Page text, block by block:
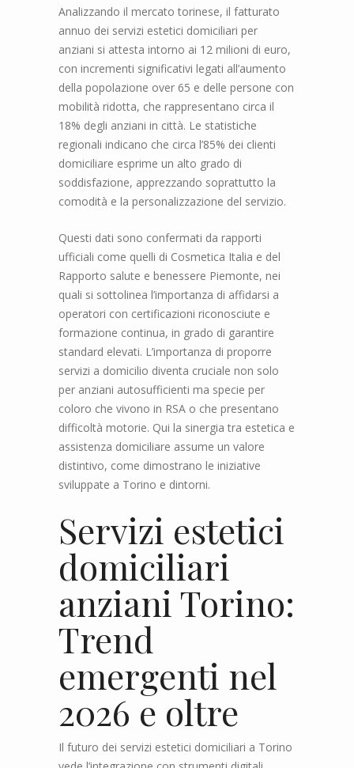
Analizzando il mercato torinese, il fatturato
annuo dei servizi estetici domiciliari per
anziani si attesta intorno ai 12 milioni di euro,
con incrementi significativi legati all’aumento
della popolazione over 65 e delle persone con
mobilità ridotta, che rappresentano circa il
18% degli anziani in città. Le statistiche
regionali indicano che circa l’85% dei clienti
domiciliare esprime un alto grado di
soddisfazione, apprezzando soprattutto la
comodità e la personalizzazione del servizio.
Questi dati sono confermati da rapporti
ufficiali come quelli di Cosmetica Italia e del
Rapporto salute e benessere Piemonte, nei
quali si sottolinea l’importanza di affidarsi a
operatori con certificazioni riconosciute e
formazione continua, in grado di garantire
standard elevati. L’importanza di proporre
servizi a domicilio diventa cruciale non solo
per anziani autosufficienti ma specie per
coloro che vivono in RSA o che presentano
difficoltà motorie. Qui la sinergia tra estetica e
assistenza domiciliare assume un valore
distintivo, come dimostrano le iniziative
sviluppate a Torino e dintorni.
Servizi estetici
domiciliari
anziani Torino:
Trend
emergenti nel
2026 e oltre
Il futuro dei servizi estetici domiciliari a Torino